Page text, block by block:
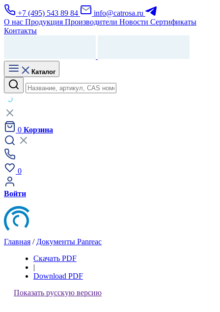
+7 (495) 543 89 84
info@catrosa.ru
О нас Продукция Производители Новости Сертификаты
Контакты
Каталог
0 Корзина
0
Войти
Главная / Документы Panreac
Скачать PDF
|
Download PDF
Показать русскую версию